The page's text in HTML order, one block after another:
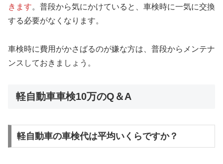
きます。普段から気にかけていると、車検時に一気に交換
する必要がなくなります。
車検時に費用がかさばるのが嫌な方は、普段からメンテナ
ンスしておきましょう。
軽自動車車検10万のQ＆A
軽自動車の車検代は平均いくらですか？